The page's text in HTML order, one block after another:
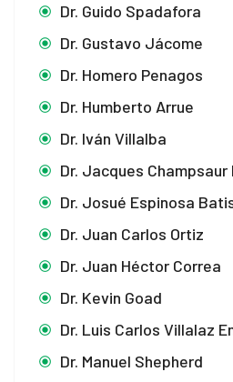
Dr. Guido Spadafora
Dr. Gustavo Jácome
Dr. Homero Penagos
Dr. Humberto Arrue
Dr. Iván Villalba
Dr. Jacques Champsaur
Dr. Josué Espinosa
Dr. Juan Carlos Ortiz
Dr. Juan Héctor Correa
Dr. Kevin Goad
Dr. Luis Carlos Villalaz
Dr. Manuel Shepherd